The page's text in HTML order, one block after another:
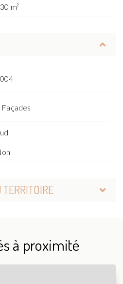
m²
Façades
à proximité